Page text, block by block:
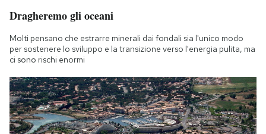
Dragheremo gli oceani
Molti pensano che estrarre minerali dai fondali sia l'unico modo
per sostenere lo sviluppo e la transizione verso l'energia pulita, ma
ci sono rischi enormi